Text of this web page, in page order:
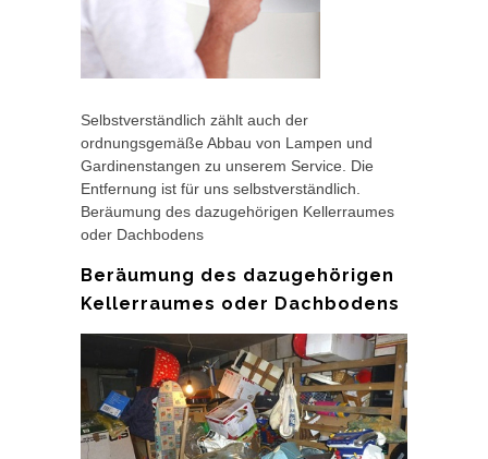
Selbstverständlich zählt auch der
ordnungsgemäße Abbau von Lampen und
Gardinenstangen zu unserem Service. Die
Entfernung ist für uns selbstverständlich.
Beräumung des dazugehörigen Kellerraumes
oder Dachbodens
Beräumung des dazugehörigen
Kellerraumes oder Dachbodens